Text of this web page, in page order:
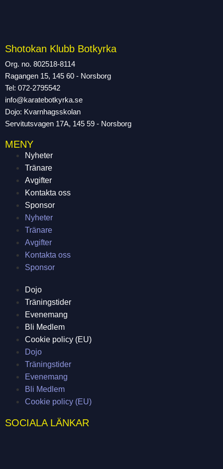
Shotokan Klubb Botkyrka
Org. no. 802518-8114
Ragangen 15, 145 60 - Norsborg
Tel: 072-2795542
info@karatebotkyrka.se
Dojo: Kvarnhagsskolan
Servitutsvagen 17A, 145 59 - Norsborg
MENY
Nyheter
Tränare
Avgifter
Kontakta oss
Sponsor
Nyheter
Tränare
Avgifter
Kontakta oss
Sponsor
Dojo
Träningstider
Evenemang
Bli Medlem
Cookie policy (EU)
Dojo
Träningstider
Evenemang
Bli Medlem
Cookie policy (EU)
SOCIALA LÄNKAR